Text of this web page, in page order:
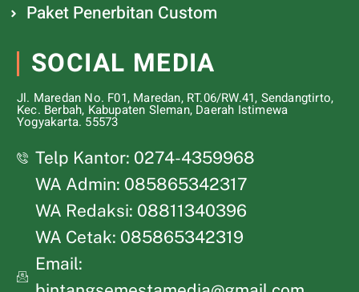
Paket Penerbitan Custom
SOCIAL MEDIA
Jl. Maredan No. F01, Maredan, RT.06/RW.41, Sendangtirto,
Kec. Berbah, Kabupaten Sleman, Daerah Istimewa
Yogyakarta. 55573
Telp Kantor: 0274-4359968
WA Admin: 085865342317
WA Redaksi: 08811340396
WA Cetak: 085865342319
Email: